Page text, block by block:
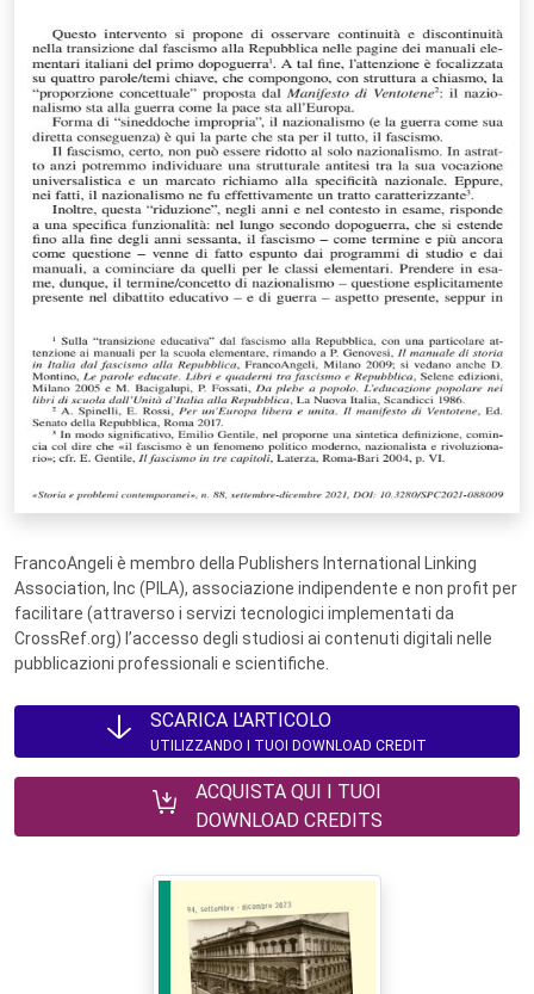
FrancoAngeli è membro della Publishers International Linking
Association, Inc (PILA), associazione indipendente e non profit per
facilitare (attraverso i servizi tecnologici implementati da
CrossRef.org) l’accesso degli studiosi ai contenuti digitali nelle
pubblicazioni professionali e scientifiche.
SCARICA L'ARTICOLO
UTILIZZANDO I TUOI DOWNLOAD CREDIT
ACQUISTA QUI I TUOI
DOWNLOAD CREDITS